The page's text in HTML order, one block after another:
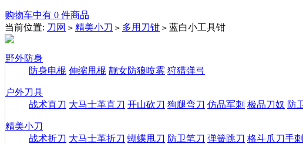
购物车中有 0 件商品
当前位置: 刀网 > 精美小刀 > 多用刀钳 > 蓝白小工具钳
野外防身
防身电棍 伸缩甩棍 靓女防狼喷雾 狩猎弹弓
户外刀具
战术直刀 大马士革直刀 开山砍刀 狗腿弯刀 仿品军刺 极品刀奴 防
精美小刀
战术折刀 大马士革折刀 蝴蝶甩刀 防卫笔刀 弹簧跳刀 格斗爪刀手刺